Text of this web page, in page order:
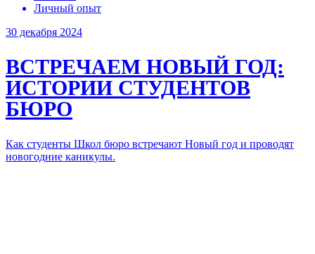
Личный опыт
30 декабря 2024
ВСТРЕЧАЕМ НОВЫЙ ГОД:
ИСТОРИИ СТУДЕНТОВ
БЮРО
Как студенты Школ бюро встречают Новый год и проводят
новогодние каникулы.